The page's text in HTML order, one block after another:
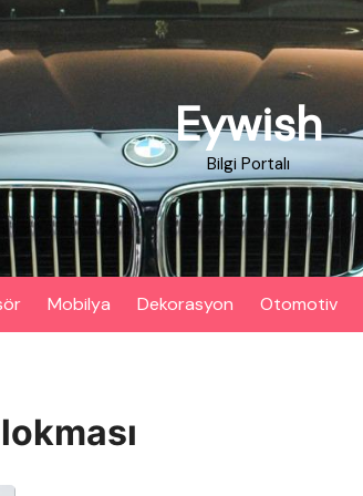
Eywish
Bilgi Portalı
Mobilya Dekorasyon Otomotiv